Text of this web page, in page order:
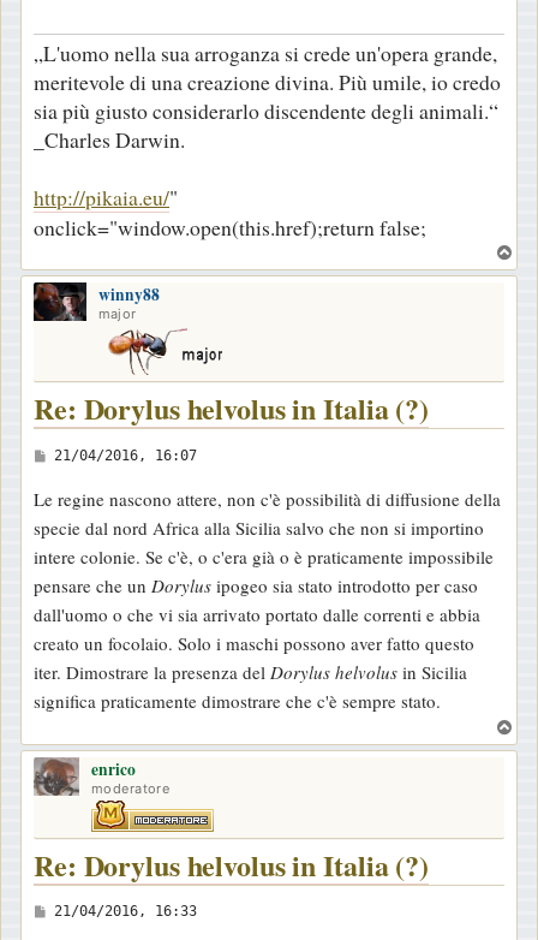
„L'uomo nella sua arroganza si crede un'opera grande,
meritevole di una creazione divina. Più umile, io credo
sia più giusto considerarlo discendente degli animali.“
_Charles Darwin.
http://pikaia.eu/"
onclick="window.open(this.href);return false;
o
winny88
major
Re: Dorylus helvolus in Italia (?)
M
s
s
a
g
g
i
o
21/04/2016, 16:07
Le regine nascono attere, non c'è possibilità di diffusione della
specie dal nord Africa alla Sicilia salvo che non si importino
intere colonie. Se c'è, o c'era già o è praticamente impossibile
pensare che un Dorylus ipogeo sia stato introdotto per caso
dall'uomo o che vi sia arrivato portato dalle correnti e abbia
creato un focolaio. Solo i maschi possono aver fatto questo
iter. Dimostrare la presenza del Dorylus helvolus in Sicilia
significa praticamente dimostrare che c'è sempre stato.
o
enrico
moderatore
Re: Dorylus helvolus in Italia (?)
M
21/04/2016, 16:33